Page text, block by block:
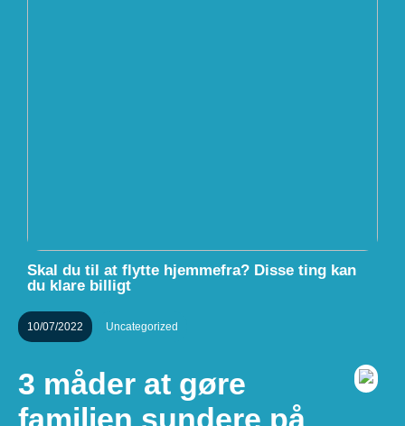
Skal du til at flytte hjemmefra? Disse ting kan
du klare billigt
10/07/2022 Uncategorized
3 måder at gøre
familien sundere på